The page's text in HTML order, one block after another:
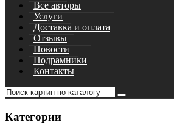
Все авторы
Услуги
Доставка и оплата
Отзывы
Новости
Подрамники
Контакты
Категории